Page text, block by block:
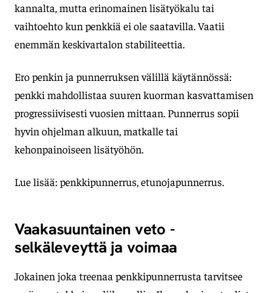
kannalta, mutta erinomainen lisätyökalu tai
vaihtoehto kun penkkiä ei ole saatavilla. Vaatii
enemmän keskivartalon stabiliteettia.
Ero penkin ja punnerruksen välillä käytännössä:
penkki mahdollistaa suuren kuorman kasvattamisen
progressiivisesti vuosien mittaan. Punnerrus sopii
hyvin ohjelman alkuun, matkalle tai
kehonpainoiseen lisätyöhön.
Lue lisää: penkkipunnerrus, etunojapunnerrus.
Vaakasuuntainen veto -
selkäleveyttä ja voimaa
Jokainen joka treenaa penkkipunnerrusta tarvitsee